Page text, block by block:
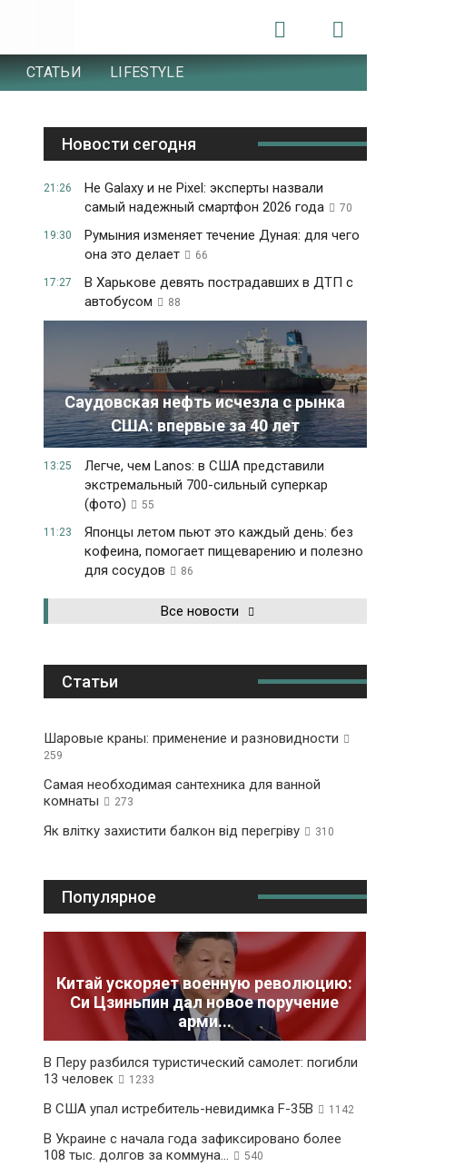
СТАТЬИ LIFESTYLE
Новости сегодня
21:26
Не Galaxy и не Pixel: эксперты назвали
самый надежный смартфон 2026 года
70
19:30
Румыния изменяет течение Дуная: для чего
она это делает
66
17:27
В Харькове девять пострадавших в ДТП с
автобусом
88
Саудовская нефть исчезла с рынка
США: впервые за 40 лет
13:25
Легче, чем Lanos: в США представили
экстремальный 700-сильный суперкар
(фото)
55
11:23
Японцы летом пьют это каждый день: без
кофеина, помогает пищеварению и полезно
для сосудов
86
Все новости
Статьи
Шаровые краны: применение и разновидности
259
Самая необходимая сантехника для ванной
комнаты
273
Як влітку захистити балкон від перегріву 310
Популярное
Китай ускоряет военную революцию:
Си Цзиньпин дал новое поручение
арми...
В Перу разбился туристический самолет: погибли
13 человек
1233
В США упал истребитель-невидимка F-35B 1142
В Украине с начала года зафиксировано более
108 тыс. долгов за коммуна...
540